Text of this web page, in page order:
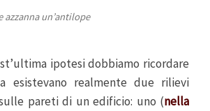
azzanna un’antilope
ipotesi dobbiamo ricordare
esistevano realmente due rilievi
pareti di un edificio: uno (nella